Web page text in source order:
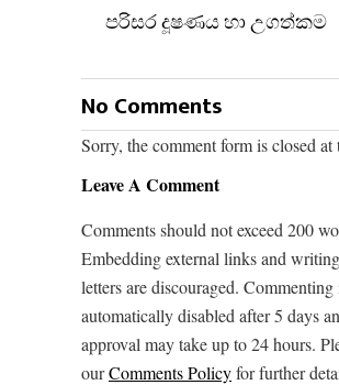
පරිසර දූෂණය හා උගත්කම
No Comments
Sorry, the comment form is closed at
Leave A Comment
Comments should not exceed 200
Embedding external links and
letters are discouraged. Commenting
automatically disabled after 5 days
approval may take up to 24 hours.
ourComments Policyfor further